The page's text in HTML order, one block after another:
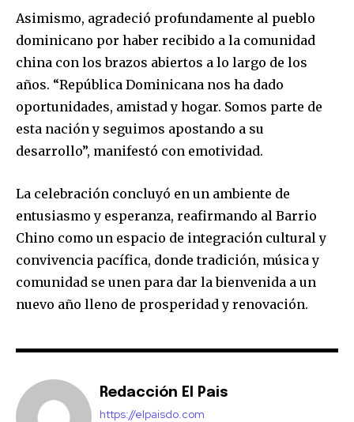
Asimismo, agradeció profundamente al pueblo
dominicano por haber recibido a la comunidad
china con los brazos abiertos a lo largo de los
años. “República Dominicana nos ha dado
oportunidades, amistad y hogar. Somos parte de
esta nación y seguimos apostando a su
desarrollo”, manifestó con emotividad.
La celebración concluyó en un ambiente de
entusiasmo y esperanza, reafirmando al Barrio
Chino como un espacio de integración cultural y
convivencia pacífica, donde tradición, música y
comunidad se unen para dar la bienvenida a un
nuevo año lleno de prosperidad y renovación.
Redacción El Pais
https://elpaisdo.com